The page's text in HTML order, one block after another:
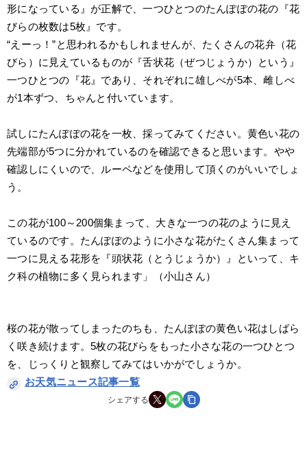
形になっている』が正解で、一つひとつのたんぽぽの花の『花
びらの枚数は5枚』です。
“えーっ！”と思われるかもしれませんが、たくさんの花弁（花
びら）に見えているものが『舌状花（ぜつじょうか）という』
一つひとつの『花』であり、それぞれに雄しべが5本、雌しべ
が1本ずつ、ちゃんと付いています。
試しにたんぽぽの花を一枚、採ってみてください。黄色い花の
先端部が5つに分かれているのを確認できると思います。やや
確認しにくいので、ルーペなどを使用して頂くのがいいでしょ
う。
この花が100～200個集まって、大きな一つの花のように見え
ているのです。たんぽぽのように小さな花がたくさん集まって
一つに見える花形を『頭状花（とうじょうか）』といって、キ
ク科の植物に多く見られます」（小山さん）
桜の花が散ってしまったのちも、たんぽぽの黄色い花はしばら
く咲き続けます。5枚の花びらをもった小さな花の一つひとつ
を、じっくりと観察してみてはいかがでしょうか。
お天気ニュース記事一覧
シェアする